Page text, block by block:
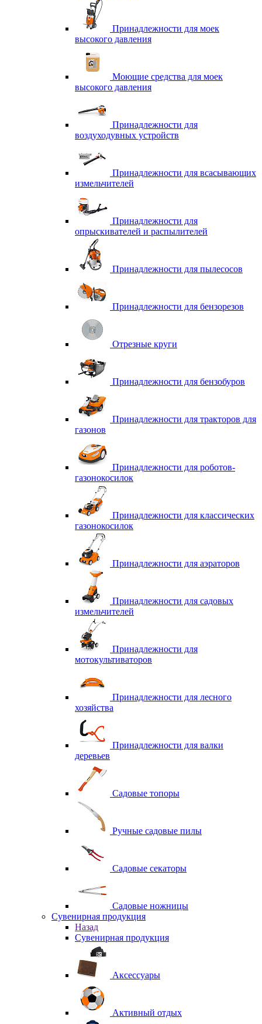
Принадлежности для моек
высокого давления
Моющие средства для моек
высокого давления
Принадлежности для
воздуходувных устройств
Принадлежности для всасывающих
измельчителей
Принадлежности для
опрыскивателей и распылителей
Принадлежности для пылесосов
Принадлежности для бензорезов
Отрезные круги
Принадлежности для бензобуров
Принадлежности для тракторов для
газонов
Принадлежности для роботов-
газонокосилок
Принадлежности для классических
газонокосилок
Принадлежности для аэраторов
Принадлежности для садовых
измельчителей
Принадлежности для
мотокультиваторов
Принадлежности для лесного
хозяйства
Принадлежности для валки
деревьев
Садовые топоры
Ручные садовые пилы
Садовые секаторы
Садовые ножницы
Сувенирная продукция
Назад
Сувенирная продукция
Аксессуары
Активный отдых